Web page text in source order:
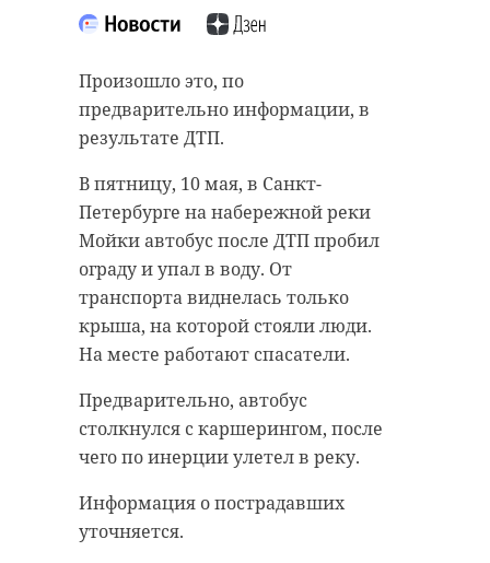
Произошло это, по
предварительно информации, в
результате ДТП.
В пятницу, 10 мая, в Санкт-
Петербурге на набережной реки
Мойки автобус после ДТП пробил
ограду и упал в воду. От
транспорта виднелась только
крыша, на которой стояли люди.
На месте работают спасатели.
Предварительно, автобус
столкнулся с каршерингом, после
чего по инерции улетел в реку.
Информация о пострадавших
уточняется.